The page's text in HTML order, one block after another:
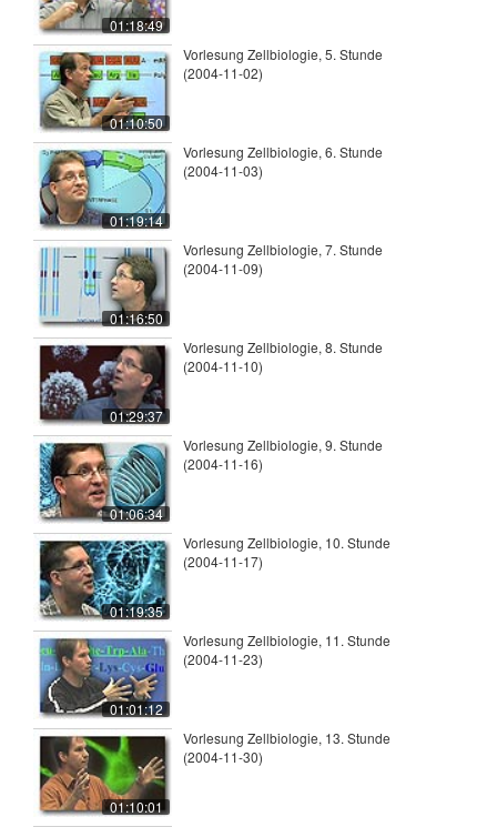
01:18:49
01:10:50
Vorlesung Zellbiologie, 5. Stunde
(2004-11-02)
01:19:14
Vorlesung Zellbiologie, 6. Stunde
(2004-11-03)
01:16:50
Vorlesung Zellbiologie, 7. Stunde
(2004-11-09)
01:29:37
Vorlesung Zellbiologie, 8. Stunde
(2004-11-10)
01:06:34
Vorlesung Zellbiologie, 9. Stunde
(2004-11-16)
01:19:35
Vorlesung Zellbiologie, 10. Stunde
(2004-11-17)
01:01:12
Vorlesung Zellbiologie, 11. Stunde
(2004-11-23)
01:10:01
Vorlesung Zellbiologie, 13. Stunde
(2004-11-30)